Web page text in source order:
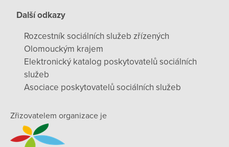
Další odkazy
Rozcestník sociálních služeb zřízených
Olomouckým krajem
Elektronický katalog poskytovatelů sociálních
služeb
Asociace poskytovatelů sociálních služeb
Zřizovatelem organizace je